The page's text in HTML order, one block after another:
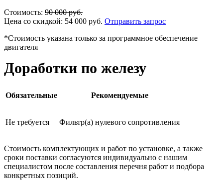
Стоимость: 90 000руб.
Цена со скидкой: 54 000 руб. Отправить запрос
*Стоимость указана только за программное обеспечение
двигателя
Доработки по железу
Обязательные Рекомендуемые
Не требуется Фильтр(а) нулевого сопротивления
Стоимость комплектующих и работ по установке, а также
сроки поставки согласуются индивидуально с нашим
специалистом после составления перечня работ и подбора
конкретных позиций.